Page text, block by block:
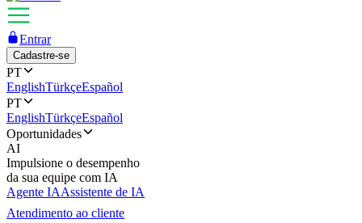
Entrar
Cadastre-se
PT
EnglishTürkçeEspañol
PT
EnglishTürkçeEspañol
Oportunidades
AI
Impulsione o desempenho
da sua equipe com IA
Agente IAAssistente de IA
Atendimento ao cliente